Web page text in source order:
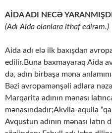
AİDA ADI NECƏ
(Adı Aida olanlara ithaf edirəm.)
Aida adı elə ilk baxışdan
edilir.Buna baxmayaraq Aida
də, adın birbaşa məna
Bəzi avropamənşəli adlara
Marqarita adının mənası
mənasındadır;Akvila-aquila
Avqustun adının mənası latın